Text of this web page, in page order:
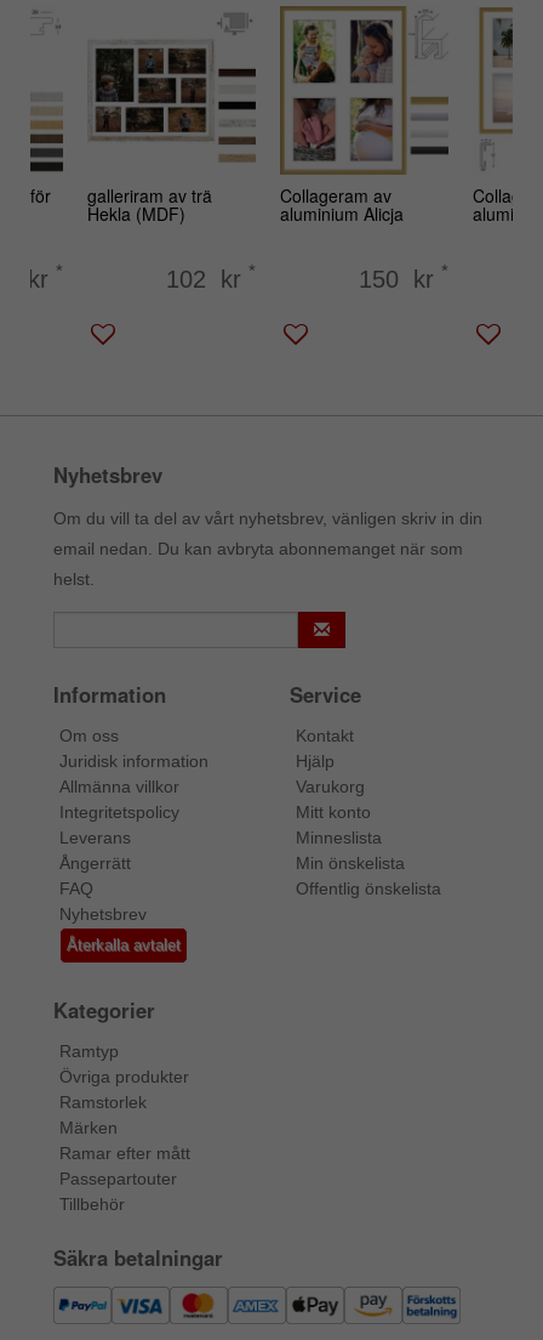
för
kr *
galleriram av trä
Hekla (MDF)
102 kr *
Collageram av
aluminium Alicja
150 kr *
Nyhetsbrev
Om du vill ta del av vårt nyhetsbrev, vänligen skriv in din
email nedan. Du kan avbryta abonnemanget när som
helst.
Information
Om oss
Juridisk information
Allmänna villkor
Integritetspolicy
Leverans
Ångerrätt
FAQ
Nyhetsbrev
Återkalla avtalet
Service
Kontakt
Hjälp
Varukorg
Mitt konto
Minneslista
Min önskelista
Offentlig önskelista
Kategorier
Ramtyp
Övriga produkter
Ramstorlek
Märken
Ramar efter mått
Passepartouter
Tillbehör
Säkra betalningar